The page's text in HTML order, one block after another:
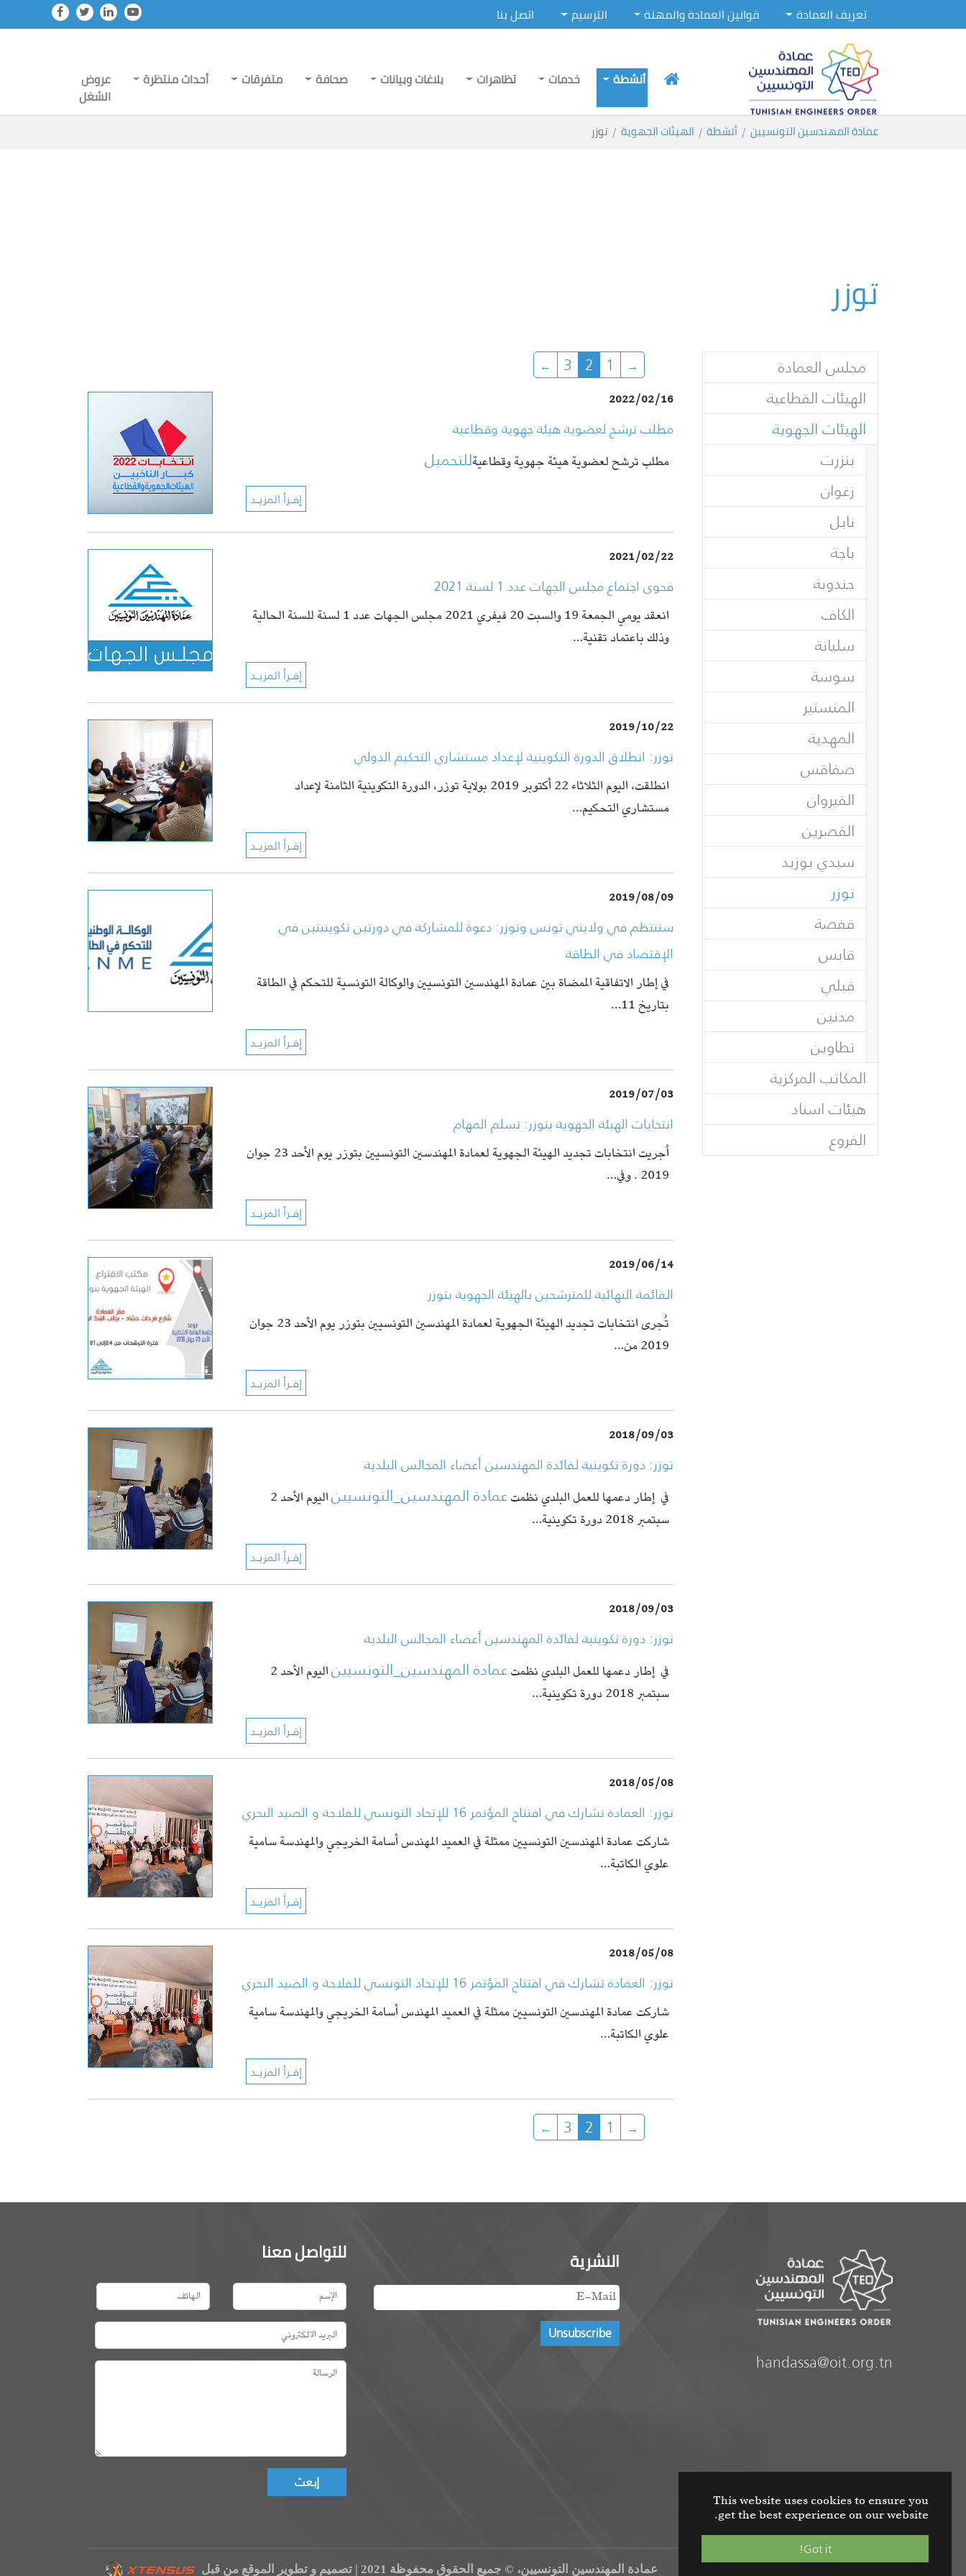
This website uses cookies to ensure you
get the best experience on our website.
Got it!
Skip to main content
تعريف العمادة قوانين العمادة والمهنة الترسيم اتصل بنا
أنشطة خدمات تظاهرات بلاغات وبيانات صحافة متفرقات أحداث منتظرة
عروض
الشغل
You are here:
عمادة المهندسين التونسيين أنشطة الهيئات الجهوية توزر
توزر
مجلس العمادة
الهيئات القطاعية
الهيئات الجهوية
بنزرت
زغوان
نابل
باجة
جندوبة
الكاف
سليانة
سوسة
المنستير
المهدية
صفاقس
القيروان
القصرين
سيدي بوزيد
توزر
قفصة
قابس
قبلي
مدنين
تطاوين
المكاتب المركزية
هيئات اسناد
الفروع
1
2
3
2022/02/16
مطلب ترشح لعضوية هيئة جهوية وقطاعية
مطلب ترشح لعضوية هيئة جهوية وقطاعيةللتحميل
2021/02/22
فحوى اجتماع مجلس الجهات عدد 1 لسنة 2021
انعقد يومي الجمعة 19 والسبت 20 فيفري 2021 مجلس الجهات عدد 1 لسنة للسنة الحالية
وذلك باعتماد تقنية…
2019/10/22
توزر: انطلاق الدورة التكوينية لإعداد مستشاري التحكيم الدولي
انطلقت، اليوم الثلاثاء 22 أكتوبر 2019 بولاية توزر، الدورة التكوينية الثامنة لإعداد
مستشاري التحكيم…
2019/08/09
ستنتظم في ولايتي تونس وتوزر: دعوة للمشاركة في دورتين تكوينيتين في
الإقتصاد في الطاقة
في إطار الاتفاقية الممضاة بين عمادة المهندسين التونسيين والوكالة التونسية للتحكم في الطاقة
بتاريخ 11…
2019/07/03
انتخابات الهيئة الجهوية بتوزر: تسلم المهام
اُجريت انتخابات تجديد الهيئة الجهوية لعمادة المهندسين التونسيين بتوزر يوم الأحد 23 جوان
2019 . وفي…
2019/06/14
القائمة النهائية للمترشحين بالهيئة الجهوية بتوزر
تُجرى انتخابات تجديد الهيئة الجهوية لعمادة المهندسين التونسيين بتوزر يوم الأحد 23 جوان
2019 من…
2018/09/03
توزر: دورة تكوينية لفائدة المهندسين أعضاء المجالس البلدية
في إطار دعمها للعمل البلدي نظمتعمادة المهندسين_التونسيين
اليوم الأحد 2
سبتمبر 2018 دورة تكوينية…
2018/09/03
توزر: دورة تكوينية لفائدة المهندسين أعضاء المجالس البلدية
في إطار دعمها للعمل البلدي نظمتعمادة المهندسين_التونسيين
اليوم الأحد 2
سبتمبر 2018 دورة تكوينية…
2018/05/08
توزر: العمادة تشارك في افتتاح المؤتمر 16 للإتحاد التونسي للفلاحة و الصيد البحري
شاركت عمادة المهندسين التونسيين ممثلة في العميد المهندس أسامة الخريجي والمهندسة سامية
علوي الكاتبة…
2018/05/08
توزر: العمادة تشارك في افتتاح المؤتمر 16 للإتحاد التونسي للفلاحة و الصيد البحري
شاركت عمادة المهندسين التونسيين ممثلة في العميد المهندس أسامة الخريجي والمهندسة سامية
علوي الكاتبة…
1
2
3
handassa@oit.org.tn
النشرية للتواصل معنا
عمادة المهندسين التونسيين، © جميع الحقوق محفوظة 2021 | تصميم و تطوير الموقع من قبل